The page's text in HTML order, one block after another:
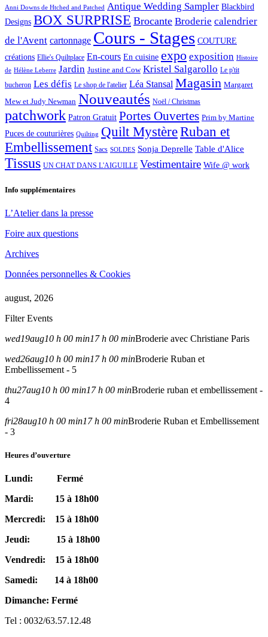
Anni Downs de Htched and Patched Antique Wedding Sampler Blackbird
Designs BOX SURPRISE Brocante Broderie calendrier
de l'Avent cartonnage Cours - Stages COUTURE
créations Ellie's Quiltplace En-cours En cuisine expo exposition Histoire
de Hélène Leberre Jardin Justine and Cow Kristel Salgarollo Le p'tit
bucheron Les défis Le shop de l'atelier Léa Stansal Magasin Margaret
Mew et Judy Newman Nouveautés Noël / Christmas
patchwork Patron Gratuit Portes Ouvertes Prim by Martine
Puces de couturières Quilting Quilt MystèreRuban et
Embellissement Sacs SOLDES Sonja Deprelle Table d'Alice
Tissus UN CHAT DANS L'AIGUILLE Vestimentaire Wife @ work
Info supplémentaires
L’Atelier dans la presse
Foire aux questions
Archives
Données personnelles & Cookies
august, 2026
Filter Events
wed19aug10 h 00 min17 h 00 minBroderie avec Christiane Paris
wed26aug10 h 00 min17 h 00 minBroderie Ruban et
Embellissement - 5
thu27aug10 h 00 min17 h 00 minBroderie ruban et embellissement -
4
fri28aug10 h 00 min17 h 00 minBroderie Ruban et Embellissement
- 3
Heures d’ouverture
Lundi: Fermé
Mardi: 15 à 18h00
Mercredi: 15 à 18h00
Jeudi: 15 à 18h00
Vendredi: 15 à 18h00
Samedi: 14 à 18h00
Dimanche: Fermé
Tel : 0032/63.57.12.48